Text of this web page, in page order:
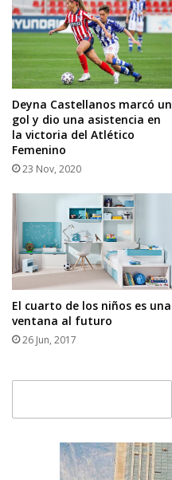
Deyna Castellanos marcó un
gol y dio una asistencia en
la victoria del Atlético
Femenino
23 Nov, 2020
El cuarto de los niños es una
ventana al futuro
26 Jun, 2017